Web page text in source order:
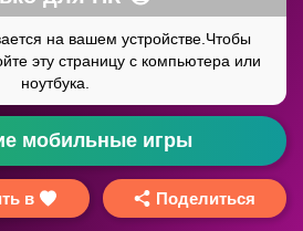
мобильные игры
в Поделиться